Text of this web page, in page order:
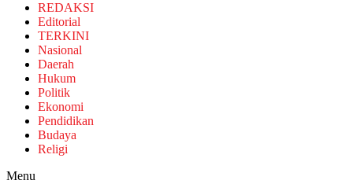
REDAKSI
Editorial
TERKINI
Nasional
Daerah
Hukum
Politik
Ekonomi
Pendidikan
Budaya
Religi
Menu